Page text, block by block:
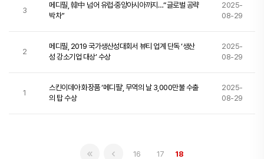
3
메디필, 韓中 넘어 유럽·중앙아시아까지…“글로벌 공략
박차”
2025-
08-29
2
메디필, 2019 국가생산성대회서 뷰티 업계 단독 ‘생산
성 강소기업 대상’ 수상
2025-
08-29
1
스킨이데아 화장품 ‘메디필’, 무역의 날 3,000만불 수출
의 탑 수상
2025-
08-29
16 17 18